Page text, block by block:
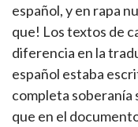
español, y en rapa
que! Los textos de
diferencia en la
español estaba
completa soberanía
que en el